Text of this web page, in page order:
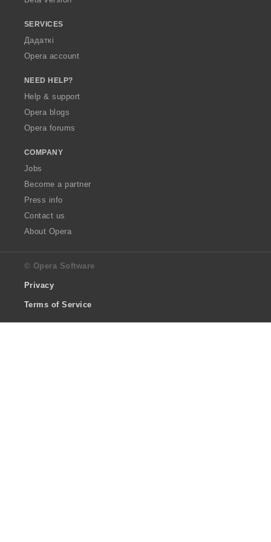
SERVICES
Дадаткі
Opera account
NEED HELP?
Help & support
Opera blogs
Opera forums
COMPANY
Jobs
Become a partner
Press info
Contact us
About Opera
© Opera Software
Privacy
Terms of Service